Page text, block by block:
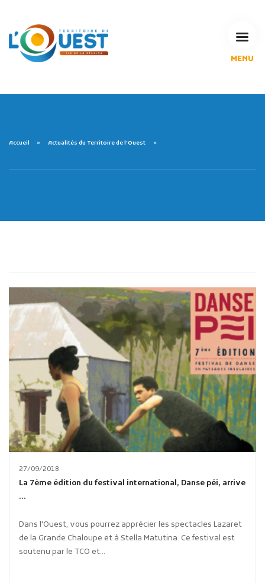
MENU
Publicité des actes
Marchés publics
Projets financés par l'Europe
Plans d'accès
Accueil Actualités du Territoire de l'Ouest
27/09/2018
La 7ème édition du festival international, Danse péi, arrive
…
Dans l'Ouest, vous pourrez apprécier les spectacles Lazaret
de la Grande Chaloupe et à Stella Matutina. Ce festival est
soutenu par le TCO et...